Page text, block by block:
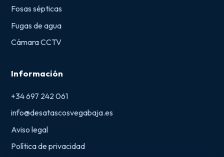
Fosas sépticas
Fugas de agua
Cámara CCTV
Información
+34 697 242 061
info@desatascosvegabaja.es
Aviso legal
Política de privacidad